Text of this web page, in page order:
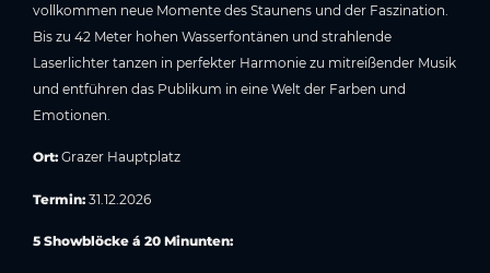
vollkommen neue Momente des Staunens und der Faszination.
Bis zu 42 Meter hohen Wasserfontänen und strahlende
Laserlichter tanzen in perfekter Harmonie zu mitreißender Musik
und entführen das Publikum in eine Welt der Farben und
Emotionen.
Ort: Grazer Hauptplatz
Termin: 31.12.2026
5 Showblöcke á 20 Minunten: